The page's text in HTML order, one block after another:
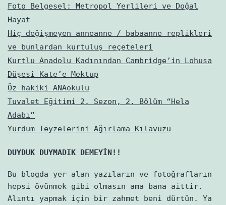
Foto Belgesel: Metropol Yerlileri ve Doğal
Hayat
Hiç değişmeyen anneanne / babaanne replikleri
ve bunlardan kurtuluş reçeteleri
Kurtlu Anadolu Kadınından Cambridge’in Lohusa
Düşesi Kate’e Mektup
Öz hakiki ANAokulu
Tuvalet Eğitimi 2. Sezon, 2. Bölüm “Hela
Adabı”
Yurdum Teyzelerini Ağırlama Kılavuzu
DUYDUK DUYMADIK DEMEYİN!!
Bu blogda yer alan yazıların ve fotoğrafların
hepsi övünmek gibi olmasın ama bana aittir.
Alıntı yapmak için bir zahmet beni dürtün. Ya